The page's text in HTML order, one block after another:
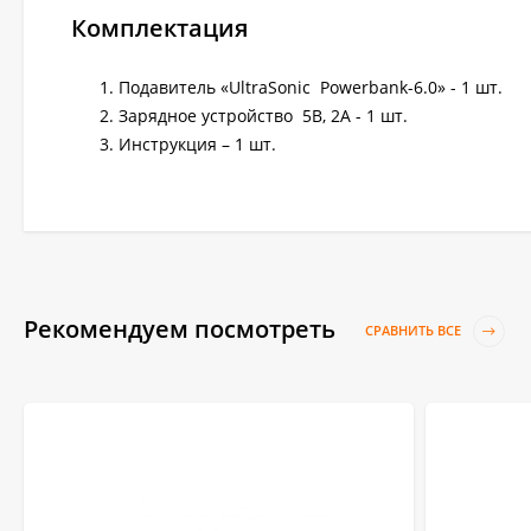
Комплектация
Подавитель «UltraSonic Powerbank-6.0» - 1 шт.
Зарядное устройство 5В, 2А - 1 шт.
Инструкция – 1 шт.
Рекомендуем посмотреть СРАВНИТЬ ВСЕ